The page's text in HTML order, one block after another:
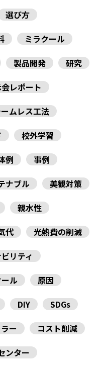
選び方
ミラクール
製品開発
研究
レポート
ムレス工法
校外学習
例
事例
ナブル
美観対策
親水性
代
光熱費の削減
リティ
ル
原因
DIY
SDGs
ー
コスト削減
ンター